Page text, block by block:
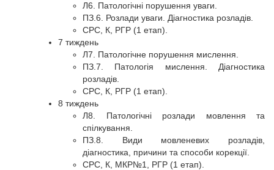
Л6. Патологічні порушення уваги.
ПЗ.6. Розлади уваги. Діагностика розладів.
СРС, К, РГР (1 етап).
7 тиждень
Л7. Патологічне порушення мислення.
ПЗ.7. Патологія мислення. Діагностика
розладів.
СРС, К, РГР (1 етап).
8 тиждень
Л8. Патологічні розлади мовлення та
спілкування.
ПЗ.8. Види мовленевих розладів,
діагностика, причини та способи корекції.
СРС, К, МКР№1, РГР (1 етап).